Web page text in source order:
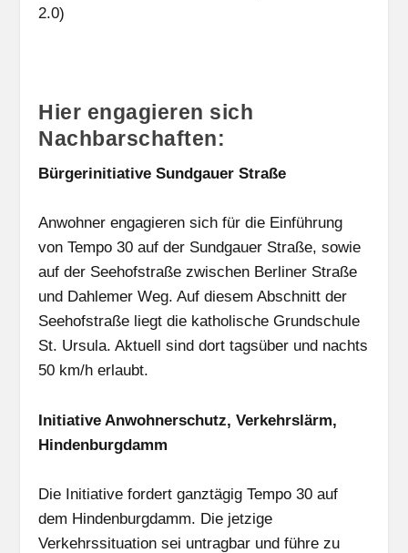
2.0)
Hier engagieren sich
Nachbarschaften:
Bürgerinitiative Sundgauer Straße
Anwohner engagieren sich für die Einführung
von Tempo 30 auf der Sundgauer Straße, sowie
auf der Seehofstraße zwischen Berliner Straße
und Dahlemer Weg. Auf diesem Abschnitt der
Seehofstraße liegt die katholische Grundschule
St. Ursula. Aktuell sind dort tagsüber und nachts
50 km/h erlaubt.
Initiative Anwohnerschutz, Verkehrslärm,
Hindenburgdamm
Die Initiative fordert ganztägig Tempo 30 auf
dem Hindenburgdamm. Die jetzige
Verkehrssituation sei untragbar und führe zu